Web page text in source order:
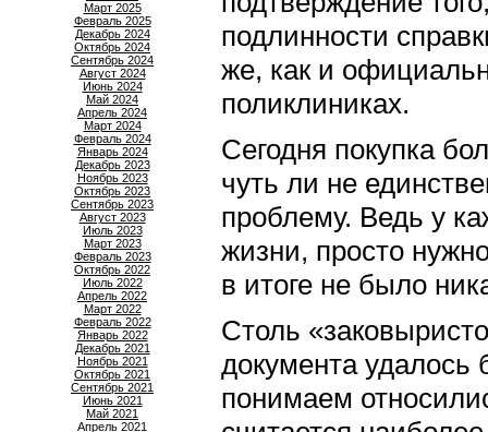
Март 2025
Февраль 2025
Декабрь 2024
Октябрь 2024
Сентябрь 2024
Август 2024
Июнь 2024
Май 2024
Апрель 2024
Март 2024
Февраль 2024
Январь 2024
Декабрь 2023
Ноябрь 2023
Октябрь 2023
Сентябрь 2023
Август 2023
Июль 2023
Март 2023
Февраль 2023
Октябрь 2022
Июль 2022
Апрель 2022
Март 2022
Февраль 2022
Январь 2022
Декабрь 2021
Ноябрь 2021
Октябрь 2021
Сентябрь 2021
Июнь 2021
Май 2021
Апрель 2021
подлинности
же, как и
поликлиниках.
Сегодня покупка
чуть ли не
проблему. Ведь у
жизни, просто
в итоге не было
Столь
документа удалось
понимаем